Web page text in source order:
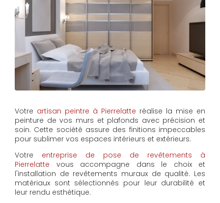
Votre artisan peintre à Pierrelatte réalise la mise en
peinture de vos murs et plafonds avec précision et
soin. Cette société assure des finitions impeccables
pour sublimer vos espaces intérieurs et extérieurs.
Votre entreprise de pose de revêtements à
Pierrelatte vous accompagne dans le choix et
l'installation de revêtements muraux de qualité. Les
matériaux sont sélectionnés pour leur durabilité et
leur rendu esthétique.